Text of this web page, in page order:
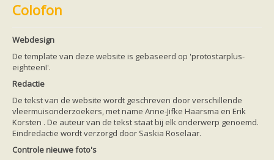
Colofon
Webdesign
De template van deze website is gebaseerd op 'protostarplus-
eighteenI'.
Redactie
De tekst van de website wordt geschreven door verschillende
vleermuisonderzoekers, met name Anne-Jifke Haarsma en Erik
Korsten . De auteur van de tekst staat bij elk onderwerp genoemd.
Eindredactie wordt verzorgd door Saskia Roselaar.
Controle nieuwe foto's